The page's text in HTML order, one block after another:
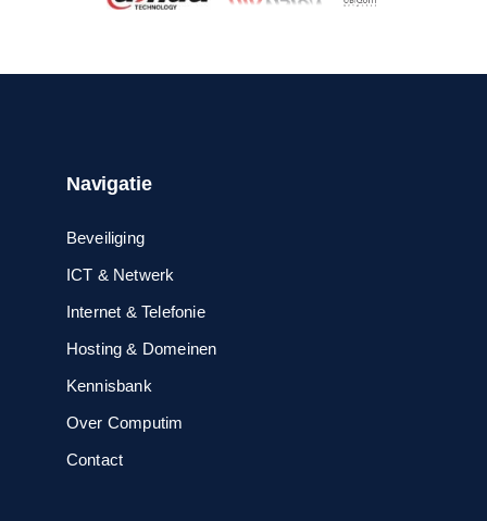
Navigatie
Beveiliging
ICT & Netwerk
Internet & Telefonie
Hosting & Domeinen
Kennisbank
Over Computim
Contact